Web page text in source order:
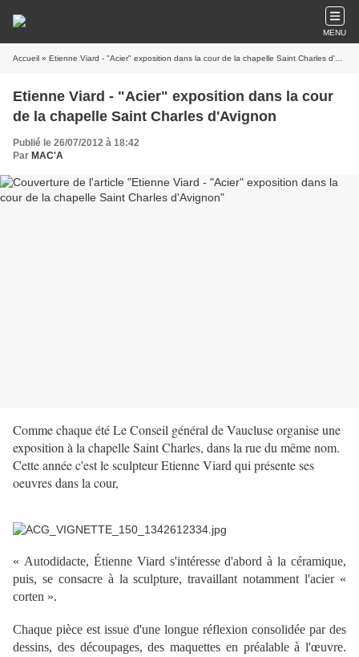
MENU
Accueil » Etienne Viard - "Acier" exposition dans la cour de la chapelle Saint Charles d'Avignon
Etienne Viard - "Acier" exposition dans la cour
de la chapelle Saint Charles d'Avignon
Publié le 26/07/2012 à 18:42
Par MAC'A
Comme chaque été Le Conseil général de Vaucluse organise une
exposition à la chapelle Saint Charles, dans la rue du même nom.
Cette année c'est le sculpteur Etienne Viard qui présente ses
oeuvres dans la cour,
« Autodidacte, Étienne Viard s'intéresse d'abord à la céramique,
puis, se consacre à la sculpture, travaillant notamment l'acier «
corten ».
Chaque pièce est issue d'une longue réflexion consolidée par des
dessins, des découpages, des maquettes en préalable à l'œuvre.